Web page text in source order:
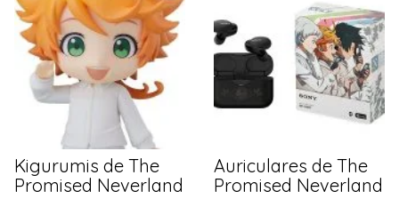
Kigurumis de The
Promised Neverland
Auriculares de The
Promised Neverland